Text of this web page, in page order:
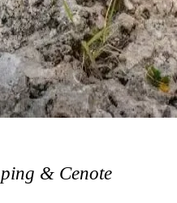
& Cenote